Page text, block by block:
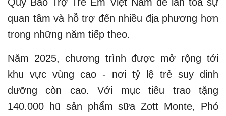
quan tâm và hỗ trợ đến nhiều địa phương hơn
trong những năm tiếp theo.
Năm 2025, chương trình được mở rộng tới
khu vực vùng cao - nơi tỷ lệ trẻ suy dinh
dưỡng còn cao. Với mục tiêu trao tặng
140.000 hũ sản phẩm sữa Zott Monte, Phó